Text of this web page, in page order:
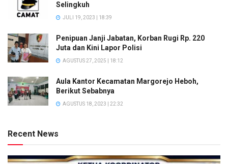
Selingkuh
JULI 19, 2023 | 18:39
Penipuan Janji Jabatan, Korban Rugi Rp. 220
Juta dan Kini Lapor Polisi
AGUSTUS 27, 2025 | 18:12
Aula Kantor Kecamatan Margorejo Heboh,
Berikut Sebabnya
AGUSTUS 18, 2023 | 22:32
Recent News